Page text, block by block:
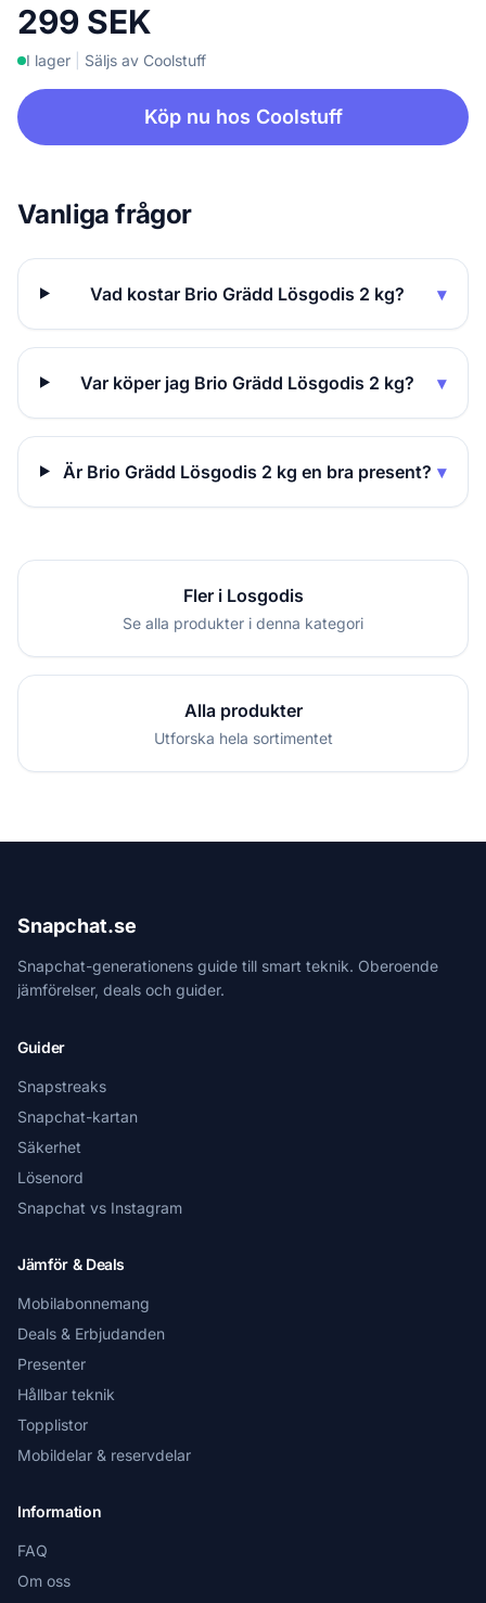
299 SEK
I lager Säljs av Coolstuff
Köp nu hos Coolstuff
Vanliga frågor
Vad kostar Brio Grädd Lösgodis 2 kg? ▾
Var köper jag Brio Grädd Lösgodis 2 kg? ▾
Är Brio Grädd Lösgodis 2 kg en bra present? ▾
Fler i Losgodis
Se alla produkter i denna kategori
Alla produkter
Utforska hela sortimentet
Snapchat.se
Snapchat-generationens guide till smart teknik. Oberoende
jämförelser, deals och guider.
Guider
Snapstreaks
Snapchat-kartan
Säkerhet
Lösenord
Snapchat vs Instagram
Jämför & Deals
Mobilabonnemang
Deals & Erbjudanden
Presenter
Hållbar teknik
Topplistor
Mobildelar & reservdelar
Information
FAQ
Om oss